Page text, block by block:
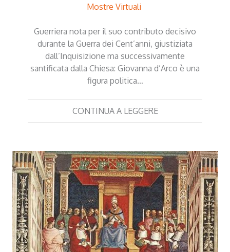
Mostre Virtuali
Guerriera nota per il suo contributo decisivo
durante la Guerra dei Cent’anni, giustiziata
dall’Inquisizione ma successivamente
santificata dalla Chiesa: Giovanna d’Arco è una
figura politica…
CONTINUA A LEGGERE